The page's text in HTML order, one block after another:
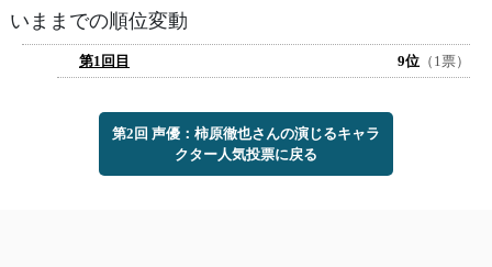
いままでの順位変動
第1回目 9位 （1票）
第2回 声優：柿原徹也さんの演じるキャラ
クター人気投票に戻る